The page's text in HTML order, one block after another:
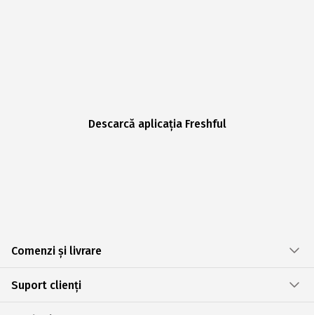
Descarcă aplicația Freshful
Comenzi și livrare
Suport clienți